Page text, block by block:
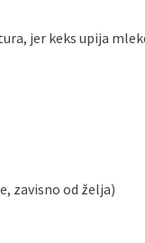
jer keks upija
zavisno od želja)